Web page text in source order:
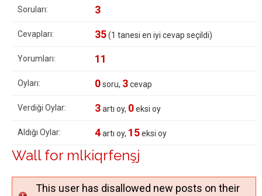
Soruları: 3
Cevapları: 35(1 tanesi en iyi cevap seçildi)
Yorumları: 11
Oyları: 0soru, 3cevap
Verdiği Oylar: 3artı oy, 0eksi oy
Aldığı Oylar: 4artı oy, 15eksi oy
Wall for mlkiqrfenşj
This user has disallowed new posts on their